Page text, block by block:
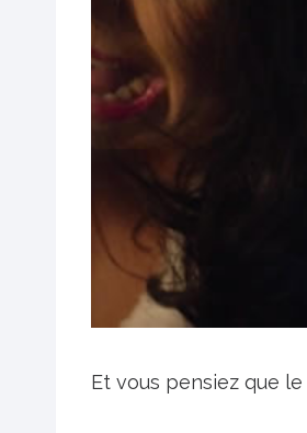
Et vous pensiez que